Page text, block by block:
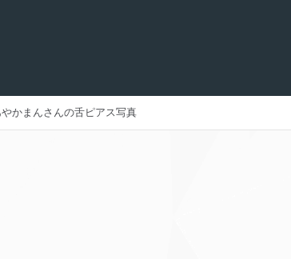
かまんさんの舌ピアス写真